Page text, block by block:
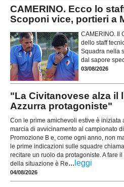
CAMERINO. Ecco lo
Scoponi vice, portieri a
CAMERINO. Il
dello staff
Squadra nella
dal sapore
03/08/2026
"La Civitanovese alza il
Azzurra protagoniste"
Con le prime amichevoli estive è iniziata
marcia di avvicinamento al campionato di
Promozione B e, come ogni anno, non
le prime indicazioni sulle squadre
recitare un ruolo da protagoniste. A fare il
della situazione è Re... leggi
04/08/2026